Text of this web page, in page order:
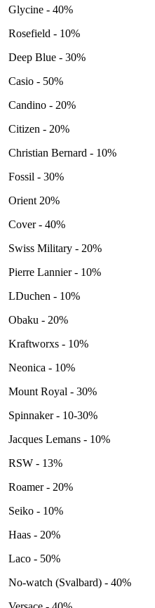
Glycine - 40%
Rosefield - 10%
Deep Blue - 30%
Casio - 50%
Candino - 20%
Citizen - 20%
Christian Bernard - 10%
Fossil - 30%
Orient 20%
Cover - 40%
Swiss Military - 20%
Pierre Lannier - 10%
LDuchen - 10%
Obaku - 20%
Kraftworxs - 10%
Neonica - 10%
Mount Royal - 30%
Spinnaker - 10-30%
Jacques Lemans - 10%
RSW - 13%
Roamer - 20%
Seiko - 10%
Haas - 20%
Laco - 50%
No-watch (Svalbard) - 40%